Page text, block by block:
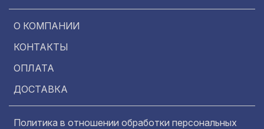
О КОМПАНИИ
КОНТАКТЫ
ОПЛАТА
ДОСТАВКА
Политика в отношении обработки персональных